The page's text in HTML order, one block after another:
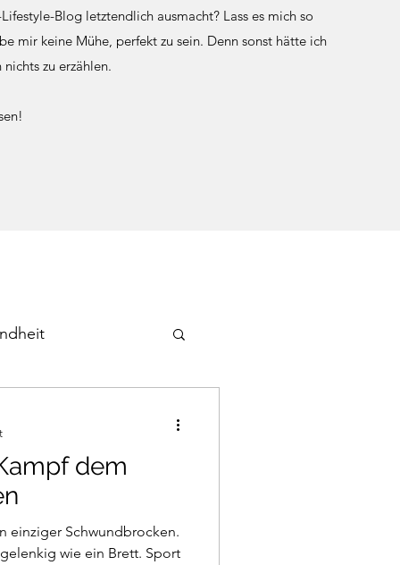
Lifestyle-Blog letztendlich ausmacht? Lass es mich so
mir keine Mühe, perfekt zu sein. Denn sonst hätte ich
nichts zu erzählen.
dem
einziger Schwundbrocken.
wie ein Brett. Sport